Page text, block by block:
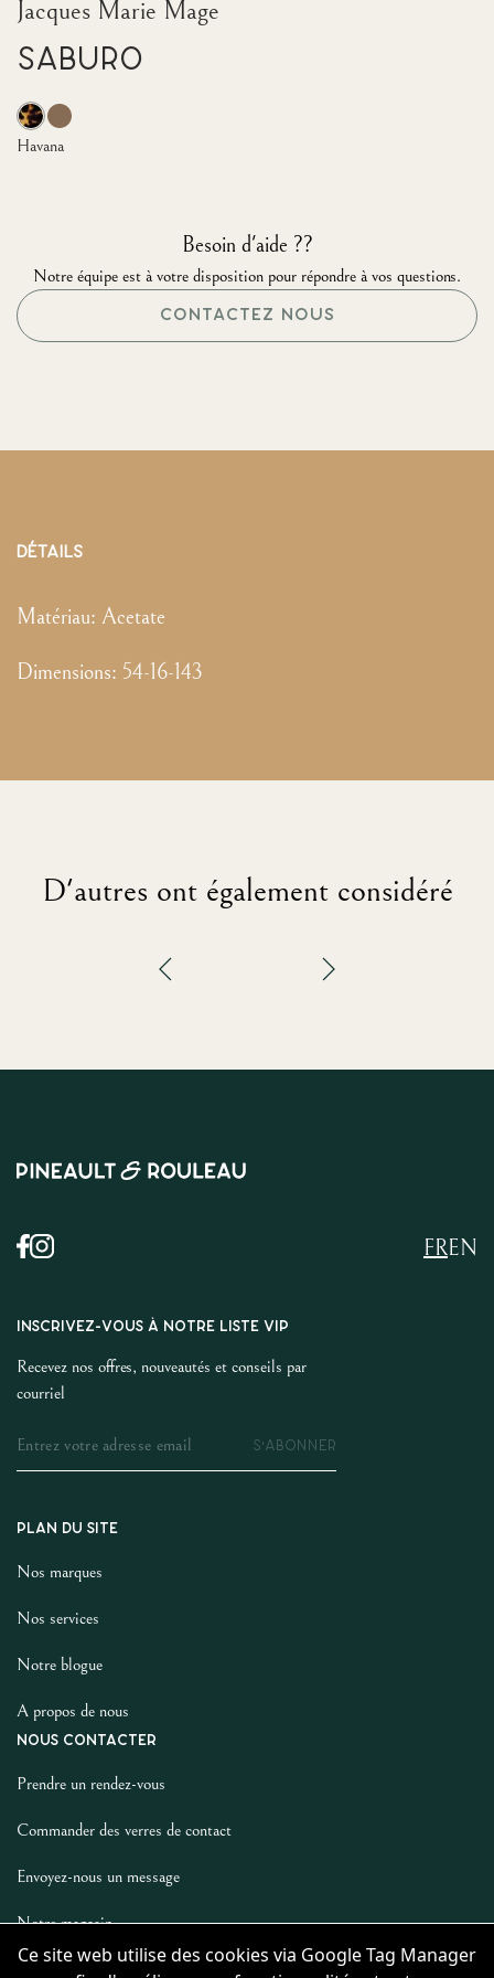
Jacques Marie Mage
Saburo
Havana
Besoin d'aide ??
Notre équipe est à votre disposition pour répondre à vos questions.
CONTACTEZ NOUS
DÉTAILS
Matériau: Acetate
Dimensions: 54-16-143
D'autres ont également considéré
Ce site web utilise des cookies via Google Tag Manager
EN
FR
INSCRIVEZ-VOUS À NOTRE LISTE VIP
Recevez nos offres, nouveautés et conseils par
courriel
S'ABONNER
PLAN DU SITE
Nos marques
Nos services
Notre blogue
A propos de nous
NOUS CONTACTER
Prendre un rendez-vous
Commander des verres de contact
Envoyez-nous un message
Notre magasin
LES AUTRES